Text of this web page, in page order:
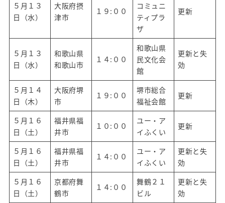
５月１３
日（水）
大阪府摂
津市
１９:００
コミュニ
ティプラ
ザ
更新
５月１３
日（水）
和歌山県
和歌山市
１４:００
和歌山県
民文化会
館
更新と失
効
５月１４
日（木）
大阪府堺
市
１９:００
堺市総合
福祉会館
更新
５月１６
日（土）
福井県福
井市
１０:００
ユー・ア
イふくい
更新
５月１６
日（土）
福井県福
井市
１４:００
ユー・ア
イふくい
更新と失
効
５月１６
日（土）
京都府舞
鶴市
１４:００
舞鶴２１
ビル
更新と失
効